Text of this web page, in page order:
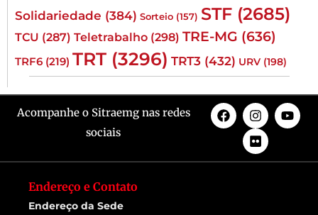
Solidariedade (384) Sorteio (157) STF (2685)
TCU (287) Teletrabalho (298) TRE-MG (636)
TRF6 (219) TRT (3296) TRT3 (432) URV (198)
Acompanhe o Sitraemg nas redes
sociais
Endereço e Contato
Endereço da Sede